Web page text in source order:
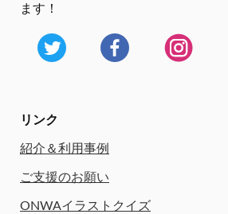
ます！
リンク
紹介＆利用事例
ご支援のお願い
ONWAイラストクイズ